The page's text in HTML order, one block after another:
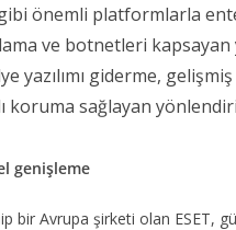
önemli platformlarla
ve botnetleri
yazılımı giderme,
koruma sağlayan
genişleme
bir Avrupa şirketi olan